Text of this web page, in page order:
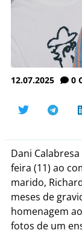
12.07.2025 0
Dani
feira (11) ao
marido,
meses de
homenagem
fotos de um